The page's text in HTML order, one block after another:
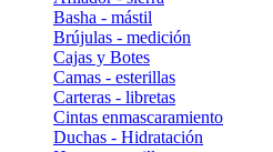
Basha - mástil
Brújulas - medición
Cajas y Botes
Camas - esterillas
Carteras - libretas
Cintas enmascaramiento
Duchas - Hidratación